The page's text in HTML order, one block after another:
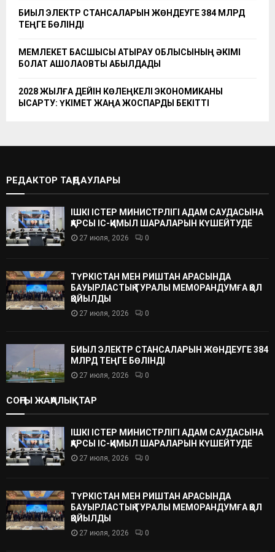
БИЫЛ ЭЛЕКТР СТАНСАЛАРЫН ЖӨНДЕУГЕ 384 МЛРД
ТЕҢГЕ БӨЛІНДІ
МЕМЛЕКЕТ БАСШЫСЫ АТЫРАУ ОБЛЫСЫНЫҢ ӘКІМІ
БОЛАТ АҚШОЛАҚОВТЫ ҚАБЫЛДАДЫ
2028 ЖЫЛҒА ДЕЙІН КӨЛЕҢКЕЛІ ЭКОНОМИКАНЫ
ҚЫСҚАРТУ: ҮКІМЕТ ЖАҢА ЖОСПАРДЫ БЕКІТТІ
РЕДАКТОР ТАҢДАУЛАРЫ
ІШКІ ІСТЕР МИНИСТРЛІГІ АДАМ САУДАСЫНА
ҚАРСЫ ІС-ҚИМЫЛ ШАРАЛАРЫН КҮШЕЙТУДЕ
27 июля, 2026 0
ТҮРКІСТАН МЕН РИШТАН АРАСЫНДА
БАУЫРЛАСТЫҚ ТУРАЛЫ МЕМОРАНДУМҒА ҚОЛ
ҚОЙЫЛДЫ
27 июля, 2026 0
БИЫЛ ЭЛЕКТР СТАНСАЛАРЫН ЖӨНДЕУГЕ 384
МЛРД ТЕҢГЕ БӨЛІНДІ
27 июля, 2026 0
СОҢҒЫ ЖАҢАЛЫҚТАР
ІШКІ ІСТЕР МИНИСТРЛІГІ АДАМ САУДАСЫНА
ҚАРСЫ ІС-ҚИМЫЛ ШАРАЛАРЫН КҮШЕЙТУДЕ
27 июля, 2026 0
ТҮРКІСТАН МЕН РИШТАН АРАСЫНДА
БАУЫРЛАСТЫҚ ТУРАЛЫ МЕМОРАНДУМҒА ҚОЛ
ҚОЙЫЛДЫ
27 июля, 2026 0